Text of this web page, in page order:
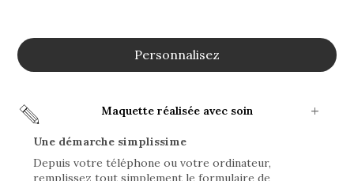
Personnalisez
Maquette réalisée avec soin
Une démarche simplissime
Depuis votre téléphone ou votre ordinateur,
remplissez tout simplement le formulaire de